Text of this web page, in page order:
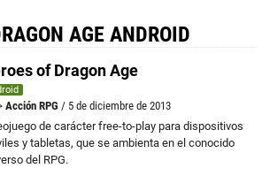
AGE ANDROID
of Dragon Age
Acción RPG / 5 de diciembre de 2013
de carácter free-to-play para dispositivos
y tabletas, que se ambienta en el conocido
del RPG.